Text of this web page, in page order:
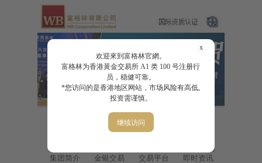
x
欢迎來到富格林官網。
富格林为香港黃金交易所 A1 类 100 号注册行
员，稳健可靠。
*您访问的是香港地区网站，市场风险有高低,
投资需谨慎。
继续访问
集团简介 金银交易 交易平台 即时资讯